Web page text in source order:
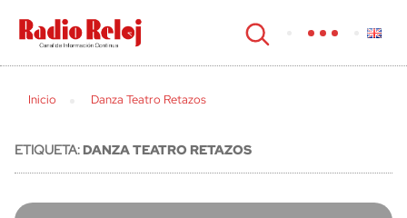
cerrar
Inicio Danza Teatro Retazos
ETIQUETA:DANZA TEATRO RETAZOS